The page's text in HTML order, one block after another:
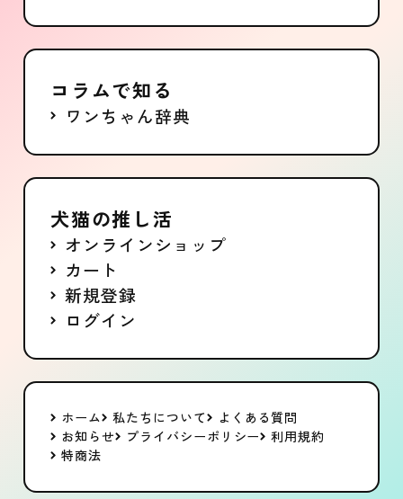
コラムで知る
ワンちゃん辞典
犬猫の推し活
オンラインショップ
カート
新規登録
ログイン
ホーム 私たちについて
よくある質問
お知らせ
プライバシーポリシー 利用規約
特商法